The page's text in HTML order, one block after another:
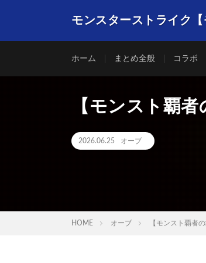
モンスターストライク
ホーム まとめ全般 コラボ
【モンスト覇
2026.06.25 オーブ
HOME オーブ 【モンスト覇者